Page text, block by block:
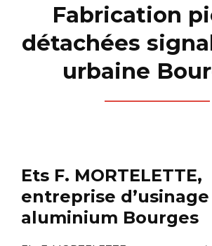
Fabrication
détachées
urbaine
Ets F. MORTELETTE,
entreprise d’usinage
aluminium Bourges